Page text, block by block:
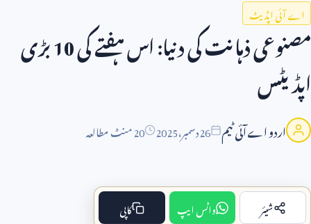
اے آئی اپڈیٹ
مصنوعی ذہانت کی دنیا: اس ہفتے کی10بڑی
اپڈیٹس
اردو اے آئی ٹیم 26دسمبر،2025 20 منٹ مطالعہ
شیئر واٹس ایپ کاپی